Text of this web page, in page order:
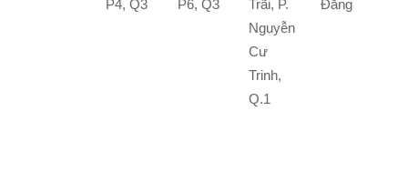
P4, Q3 P6, Q3
Trãi, P.
Nguyễn
Cư
Trinh,
Q.1
Đằng